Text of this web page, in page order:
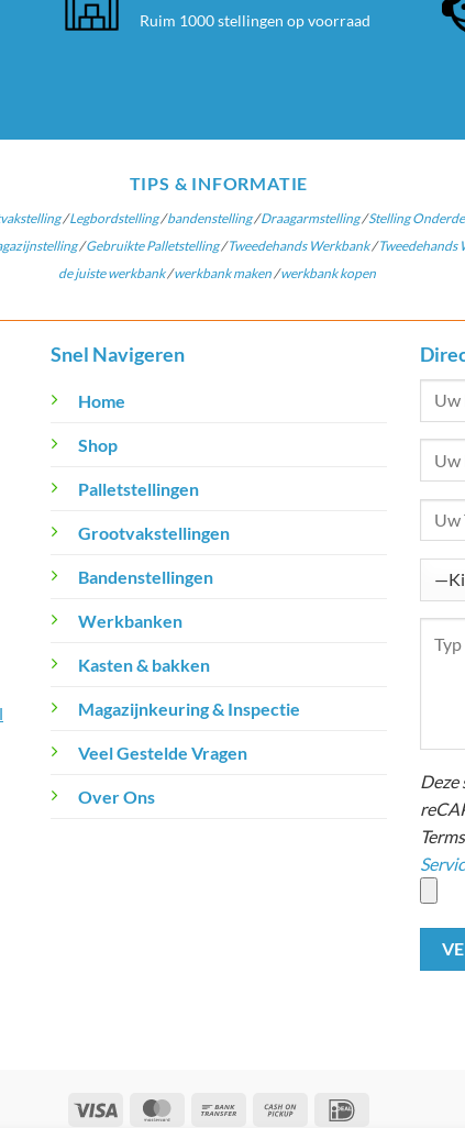
Ruim 1000 stellingen op voorraad
TIPS & INFORMATIE
/Legbordstelling/bandenstelling/Draagarmstelling/Stelling
/Gebruikte Palletstelling/Tweedehands Werkbank/Tweedehands
de juiste werkbank/werkbank maken/werkbank kopen
Snel Navigeren
Home
Shop
Palletstellingen
Grootvakstellingen
Bandenstellingen
Werkbanken
Kasten & bakken
Magazijnkeuring & Inspectie
Veel Gestelde Vragen
Over Ons
Deze
Visa MasterCardBank
Cash